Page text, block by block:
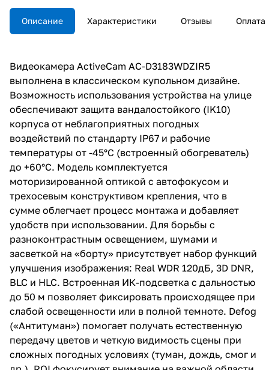
@ 15fps / 3Мп (2304×1296) @
25fps, кодек H.265, объектив -
трансфокатор 2.7-12мм с АРД
фильтр), real WDR (120дБ), 3D-
NR, BLC/HLC, Defog, ROI, Edge
Storage (запись на microSD до
аппаратная видеоаналитика,
двусторонний звук, тревожные
вх/вых, питание 12В DC или PoE
(802.3af), обогреватель, -45°C
… +60°C, IP67, IK10, ИК-
подсветка до 50м. Монтажная
коробка в комплекте. ПО
TRASSIR в подарок!
Описание Характеристики Отзывы Оплата
Видеокамера ActiveCam AC-D3183WDZIR5
выполнена в классическом купольном дизайне.
Возможность использования устройства на улице
обеспечивают защита вандалостойкого (IK10)
корпуса от неблагоприятных погодных
воздействий по стандарту IP67 и рабочие
температуры от -45°C (встроенный обогреватель)
до +60°C. Модель комплектуется
моторизированной оптикой с автофокусом и
трехосевым конструктивом крепления, что в
сумме облегчает процесс монтажа и добавляет
удобств при использовании. Для борьбы с
разноконтрастным освещением, шумами и
засветкой на «борту» присутствует набор функций
улучшения изображения: Real WDR 120дБ, 3D DNR,
BLC и HLC. Встроенная ИК-подсветка с дальностью
до 50 м позволяет фиксировать происходящее при
слабой освещенности или в полной темноте. Defog
(«Антитуман») помогает получать естественную
передачу цветов и четкую видимость сцены при
сложных погодных условиях (туман, дождь, смог и